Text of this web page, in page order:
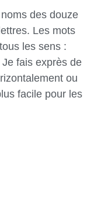
des douze
Les mots
les sens :
fais exprès de
ou
facile pour les